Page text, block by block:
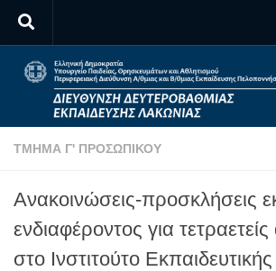
Skip to content
ΤΜΉΜΑ Γ' ΠΡΟΣΩΠΙΚΟΎ
Ανακοινώσεις-προσκλήσεις
ενδιαφέροντος για
στο Ινστιτούτο Εκπαιδευτικής